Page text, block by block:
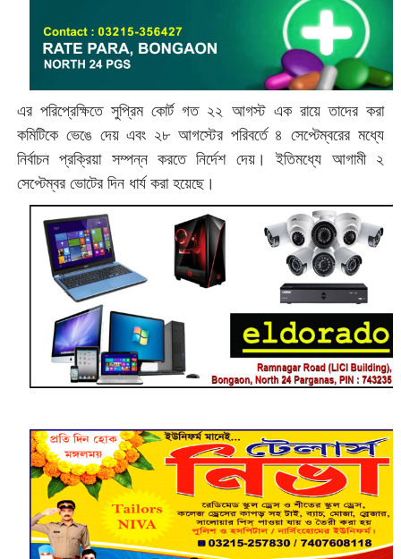
এর পরিপ্রেক্ষিতে সুপ্রিম কোর্ট গত ২২ আগস্ট এক রায়ে তাদের করা
কমিটিকে ভেঙে দেয় এবং ২৮ আগস্টের পরিবর্তে ৪ সেপ্টেম্বরের মধ্যে
নির্বাচন প্রক্রিয়া সম্পন্ন করতে নির্দেশ দেয়। ইতিমধ্যে আগামী ২
সেপ্টেম্বর ভোটের দিন ধার্য করা হয়েছে।